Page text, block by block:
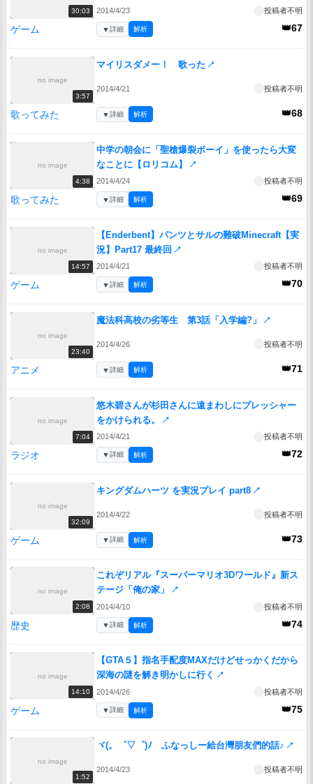
30:03 2014/4/23 投稿者不明
ゲーム 👑67
▼詳細 解析
no image
3:57
マイリスダメー！ 歌った ↗
2014/4/21 投稿者不明
歌ってみた 👑68
▼詳細 解析
no image
4:38
中学の朝会に「聖槍爆裂ボーイ」を使ったら大変
なことに【ロリコム】
↗
2014/4/24 投稿者不明
歌ってみた 👑69
▼詳細 解析
no image
14:57
【Enderbent】パンツとサルの難破Minecraft【実
況】Part17 最終回 ↗
2014/4/21 投稿者不明
ゲーム 👑70
▼詳細 解析
no image
23:40
魔法科高校の劣等生 第3話「入学編?」 ↗
2014/4/26 投稿者不明
アニメ 👑71
▼詳細 解析
no image
7:04
悠木碧さんが杉田さんに遠まわしにプレッシャー
をかけられる。
↗
2014/4/21 投稿者不明
ラジオ 👑72
▼詳細 解析
no image
32:09
キングダムハーツ を実況プレイ part8 ↗
2014/4/22 投稿者不明
ゲーム 👑73
▼詳細 解析
no image
2:08
これぞリアル『スーパーマリオ3Dワールド』新ス
テージ「俺の家」
↗
2014/4/10 投稿者不明
歴史 👑74
▼詳細 解析
no image
14:10
【GTA５】指名手配度MAXだけどせっかくだから
深海の謎を解き明かしに行く ↗
2014/4/26 投稿者不明
ゲーム 👑75
▼詳細 解析
no image
1:52
ヾ(。゜▽゜)ﾉ ふなっしー給台灣朋友們的話♪ ↗
2014/4/23 投稿者不明